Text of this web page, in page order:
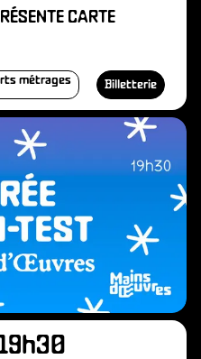
CARTE
métrages Billetterie